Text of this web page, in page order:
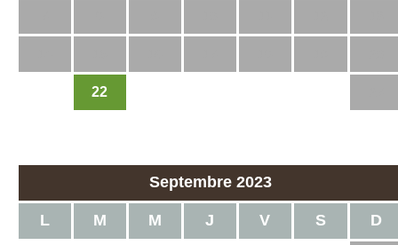
22
Septembre 2023
L M M J V S D